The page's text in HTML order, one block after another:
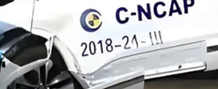
行业共享